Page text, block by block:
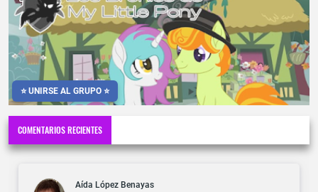
⭐ UNIRSE AL GRUPO ⭐
COMENTARIOS RECIENTES
Aída López Benayas